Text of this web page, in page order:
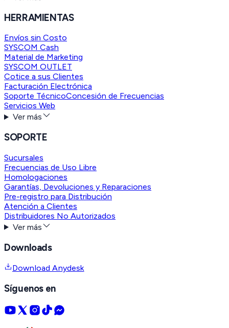
HERRAMIENTAS
Envíos sin Costo
SYSCOM Cash
Material de Marketing
SYSCOM OUTLET
Cotice a sus Clientes
Facturación Electrónica
Soporte TécnicoConcesión de Frecuencias
Servicios Web
Ver más
SOPORTE
Sucursales
Frecuencias de Uso Libre
Homologaciones
Garantías, Devoluciones y Reparaciones
Pre-registro para Distribución
Atención a Clientes
Distribuidores No Autorizados
Ver más
Downloads
Download Anydesk
Síguenos en